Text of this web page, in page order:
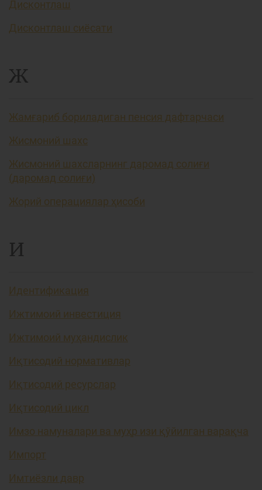
Дисконтлаш
Дисконтлаш сиёсати
Ж
Жамғариб бориладиган пенсия дафтарчаси
Жисмоний шахс
Жисмоний шахсларнинг даромад солиғи
(даромад солиғи)
Жорий операциялар ҳисоби
И
Идентификация
Ижтимоий инвестиция
Ижтимоий муҳандислик
Иқтисодий нормативлар
Иқтисодий ресурслар
Иқтисодий цикл
Имзо намуналари ва муҳр изи қўйилган варақча
Импорт
Имтиёзли давр